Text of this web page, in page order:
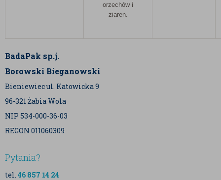
orzechów i
ziaren.
BadaPak sp.j.
Borowski Bieganowski
Bieniewiec ul. Katowicka 9
96-321 Żabia Wola
NIP 534-000-36-03
REGON 011060309
Pytania?
tel. 46 857 14 24